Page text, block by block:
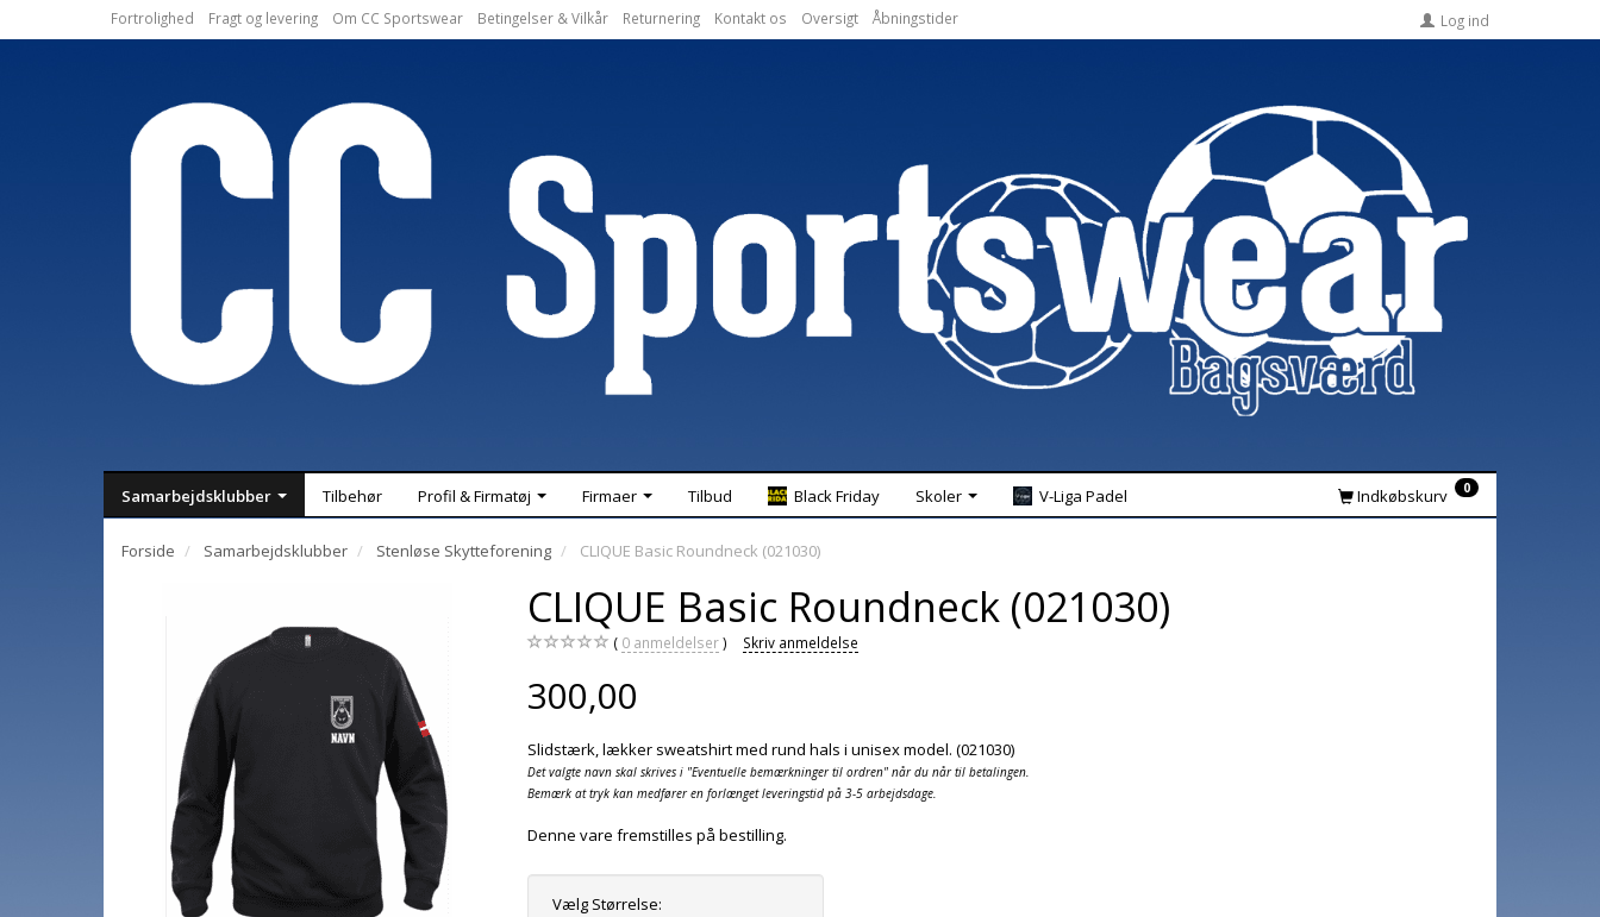
Fortrolighed Fragt og levering Om CC Sportswear Betingelser & Vilkår Returnering Kontakt os Oversigt Åbningstider Log ind
Samarbejdsklubber Tilbehør Profil & Firmatøj Firmaer Tilbud Black Friday Skoler V-Liga Padel Indkøbskurv 0
Forside Samarbejdsklubber Stenløse Skytteforening CLIQUE Basic Roundneck (021030)
CLIQUE Basic Roundneck (021030)
0 anmeldelser Skriv anmeldelse
300,00
Slidstærk, lækker sweatshirt med rund hals i unisex model. (021030)
Det valgte navn skal skrives i "Eventuelle bemærkninger til ordren" når du når til betalingen.
Bemærk at tryk kan medfører en forlænget leveringstid på 3-5 arbejdsdage.
Denne vare fremstilles på bestilling.
Vælg Størrelse: